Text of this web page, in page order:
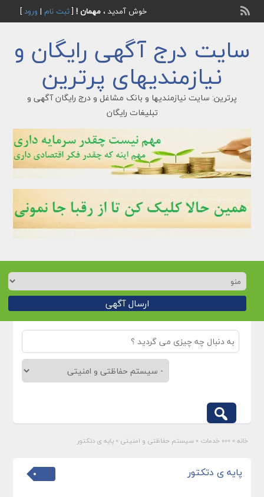
خوش آمدید ، مهمان ![ثبت نام | ورود]
سایت درج آگهی رایگان و
نیازمندیهای پرترین
پرترین: سایت نیازمندیها و بانک مشاغل و درج رایگان آگهی و
تبلیغات رایگان
ارسال آگهی
خانه » »»» خدمات » سیستم حفاظتی و امنیتی » پایه ی دتکتور
پایه ی دتکتور